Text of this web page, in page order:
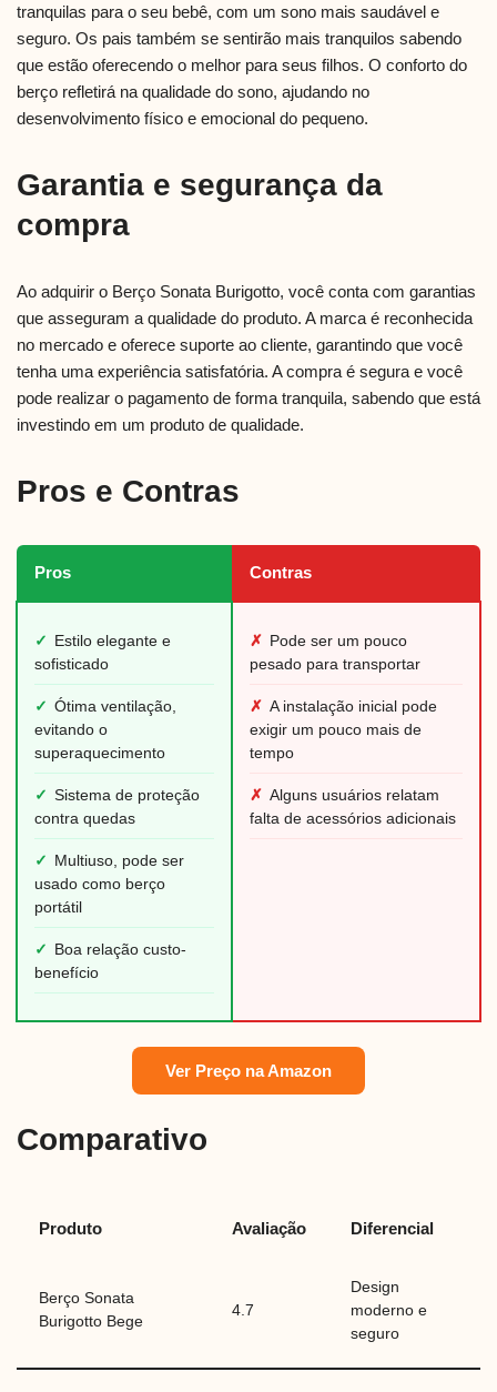
tranquilas para o seu bebê, com um sono mais saudável e
seguro. Os pais também se sentirão mais tranquilos sabendo
que estão oferecendo o melhor para seus filhos. O conforto do
berço refletirá na qualidade do sono, ajudando no
desenvolvimento físico e emocional do pequeno.
Garantia e segurança da
compra
Ao adquirir o Berço Sonata Burigotto, você conta com garantias
que asseguram a qualidade do produto. A marca é reconhecida
no mercado e oferece suporte ao cliente, garantindo que você
tenha uma experiência satisfatória. A compra é segura e você
pode realizar o pagamento de forma tranquila, sabendo que está
investindo em um produto de qualidade.
Pros e Contras
Pros Contras
✓ Estilo elegante e
sofisticado
✓ Ótima ventilação,
evitando o
superaquecimento
✓ Sistema de proteção
contra quedas
✓ Multiuso, pode ser
usado como berço
portátil
✓ Boa relação custo-
benefício
✗ Pode ser um pouco
pesado para transportar
✗ A instalação inicial pode
exigir um pouco mais de
tempo
✗ Alguns usuários relatam
falta de acessórios adicionais
Ver Preço na Amazon
Comparativo
Produto Avaliação Diferencial
Berço Sonata
Burigotto Bege
4.7
Design
moderno e
seguro